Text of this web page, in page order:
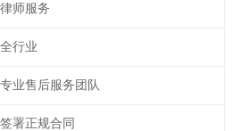
律师服务
全行业
专业售后服务团队
签署正规合同